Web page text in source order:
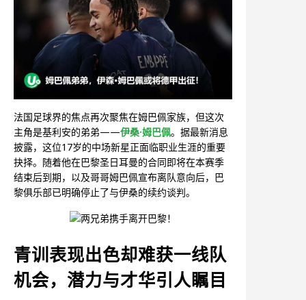
法国足球界的焦点再次聚焦在姆巴佩家族，但这次
主角是基利安的弟弟——伊桑·姆巴佩。据最新消息
披露，这位17岁的中场新星正面临职业生涯的重要
抉择。随着他在巴黎圣日耳曼的合同即将在本赛季
结束后到期，以及哥哥姆巴佩宣布离队意向后，巴
黎俱乐部已明确停止了与伊桑的续约谈判。
青训表现出色却难获一线队
机会，潜力与才华引人瞩目